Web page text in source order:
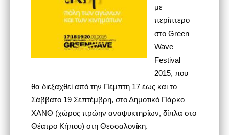
με
περίπτερο
στο Green
Wave
Festival
2015, που
θα διεξαχθεί από την Πέμπτη 17 έως και το
Σάββατο 19 Σεπτέμβρη, στο Δημοτικό Πάρκο
ΧΑΝΘ (χώρος πρώην αναψυκτηρίων, δίπλα στο
Θέατρο Κήπου) στη Θεσσαλονίκη.